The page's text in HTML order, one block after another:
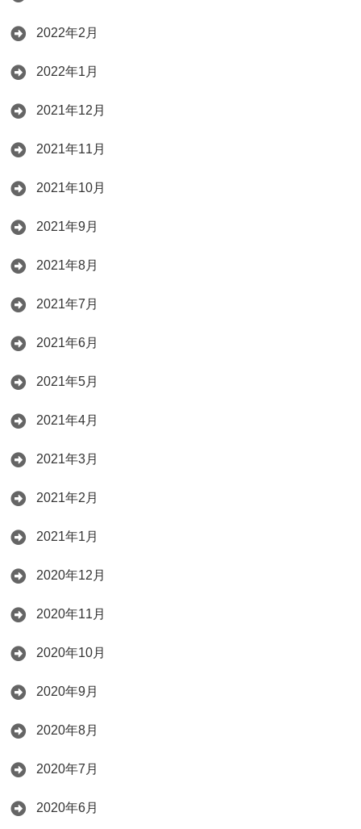
2022年2月
2022年1月
2021年12月
2021年11月
2021年10月
2021年9月
2021年8月
2021年7月
2021年6月
2021年5月
2021年4月
2021年3月
2021年2月
2021年1月
2020年12月
2020年11月
2020年10月
2020年9月
2020年8月
2020年7月
2020年6月